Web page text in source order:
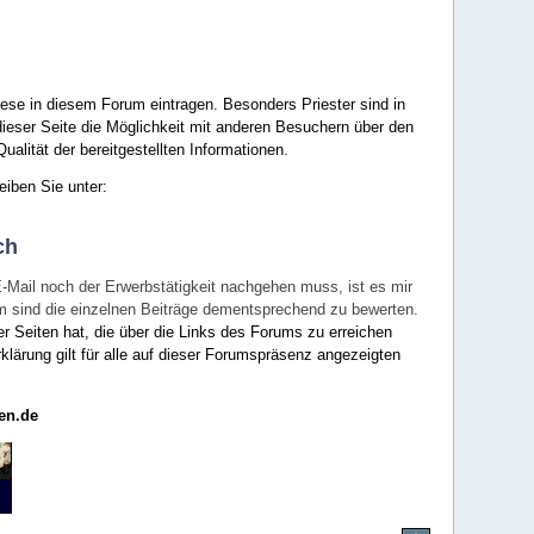
in diesem Forum eintragen. Besonders Priester sind in
Seite die Möglichkeit mit anderen Besuchern über den
der bereitgestellten Informationen.
Sie unter:
noch der Erwerbstätigkeit nachgehen muss, ist es mir
die einzelnen Beiträge dementsprechend zu bewerten.
Seiten hat, die über die Links des Forums zu erreichen
gilt für alle auf dieser Forumspräsenz angezeigten